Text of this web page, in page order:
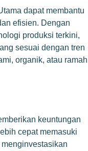
dapat membantu
efisien. Dengan
produksi terkini,
sesuai dengan tren
organik, atau ramah
keuntungan
cepat memasuki